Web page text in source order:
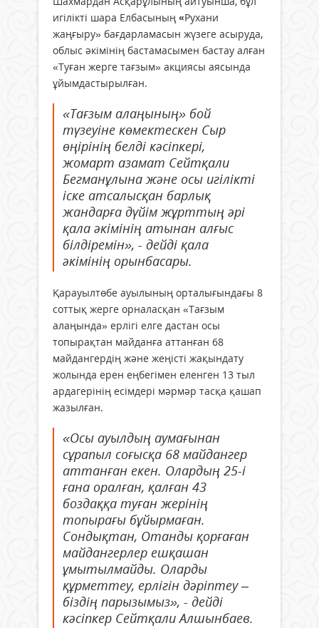
игілікті шара Елбасының «Рухани
жаңғыру» бағдарламасын жүзеге асыруда,
облыс әкімінің бастамасымен бастау алған
«Туған жерге тағзым» акциясы аясында
ұйымдастырылған.
«Тағзым алаңының» бой
түзеуіне көмектескен Сыр
өңірінің белді кәсіпкері,
жомарт азамат Сейтқали
Бегманұлына және осы игілікті
іске атсалысқан барлық
жандарға дүйім жұрттың әрі
қала әкімінің атынан алғыс
білдіремін», - дейді қала
әкімінің орынбасары.
Қарауылтөбе ауылының орталығындағы 8
соттық жерге орналасқан «Тағзым
алаңында» ерлігі елге дастан осы
топырақтан майданға аттанған 68
майдангердің және жеңісті жақындату
жолында ерен еңбегімен еленген 13 тыл
ардагерінің есімдері мәрмәр тасқа қашап
жазылған.
«Осы ауылдың аумағынан
сұрапыл соғысқа 68 майдангер
аттанған екен. Олардың 25-і
ғана оралған, қалған 43
боздаққа туған жерінің
топырағы бұйырмаған.
Сондықтан, Отанды қорғаған
майдангерлер ешқашан
ұмытылмайды. Оларды
құрметтеу, ерлігін дәріптеу –
біздің парызымыз», - дейді
кәсіпкер Сейтқали Алшынбаев.